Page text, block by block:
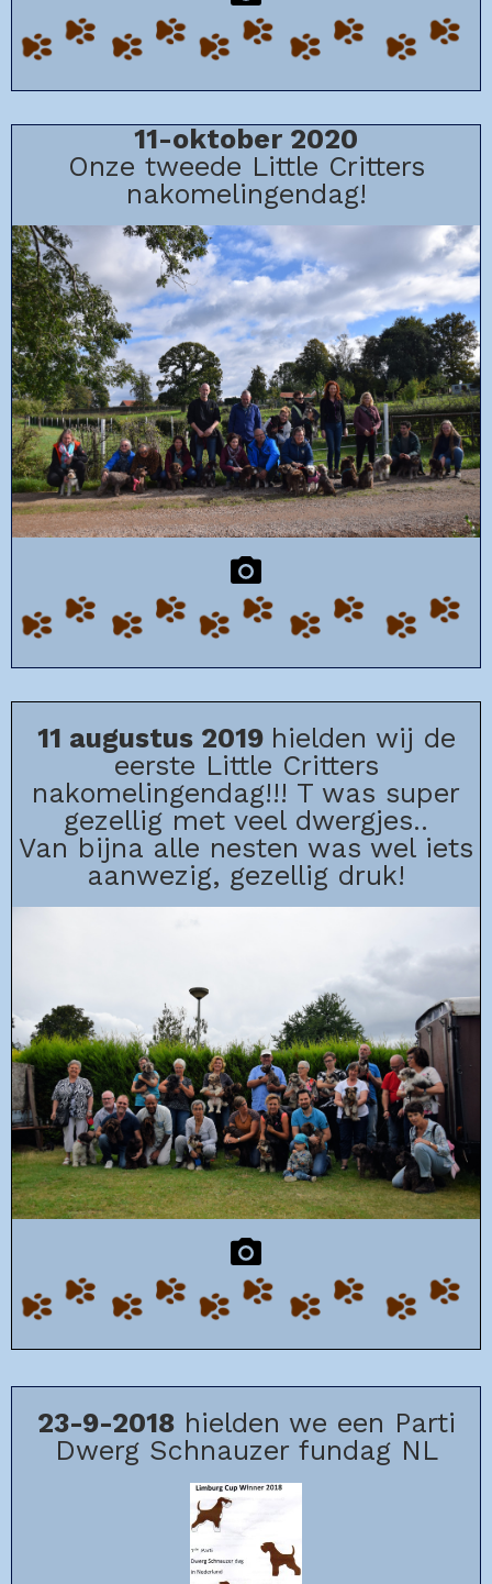
11-oktober 2020
Onze tweede Little Critters
nakomelingendag!
11 augustus 2019 hielden wij de
eerste Little Critters
nakomelingendag!!! T was super
gezellig met veel dwergjes..
Van bijna alle nesten was wel iets
aanwezig, gezellig druk!
23-9-2018hielden we een Parti
Dwerg Schnauzer fundag NL